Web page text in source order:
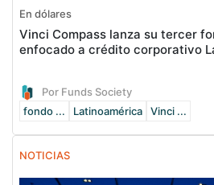
En dólares
Vinci Compass lanza su tercer
enfocado a crédito corporativo
Por Funds Society
fondo ...
Latinoamérica Vinci ...
NOTICIAS